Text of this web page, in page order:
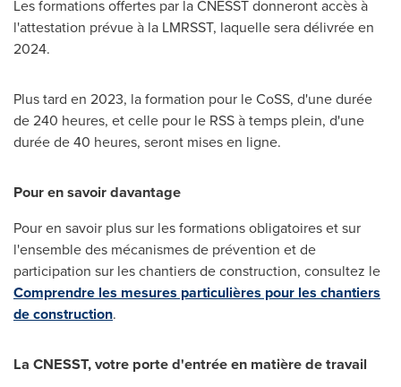
Les formations offertes par la CNESST donneront accès à
l'attestation prévue à la LMRSST, laquelle sera délivrée en
2024.
Plus tard en 2023, la formation pour le CoSS, d'une durée
de 240 heures, et celle pour le RSS à temps plein, d'une
durée de 40 heures, seront mises en ligne.
Pour en savoir davantage
Pour en savoir plus sur les formations obligatoires et sur
l'ensemble des mécanismes de prévention et de
participation sur les chantiers de construction, consultez le
Comprendre les mesures particulières pour les chantiers
de construction.
La CNESST, votre porte d'entrée en matière de travail